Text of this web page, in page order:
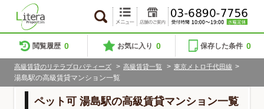
閲覧履歴 0 お気に入り 0 保存した条件 0
高級賃貸のリテラプロパティーズ > 高級賃貸一覧 > 東京メトロ千代田線 >
湯島駅の高級賃貸マンション一覧
ペット可 湯島駅の高級賃貸マンション一覧